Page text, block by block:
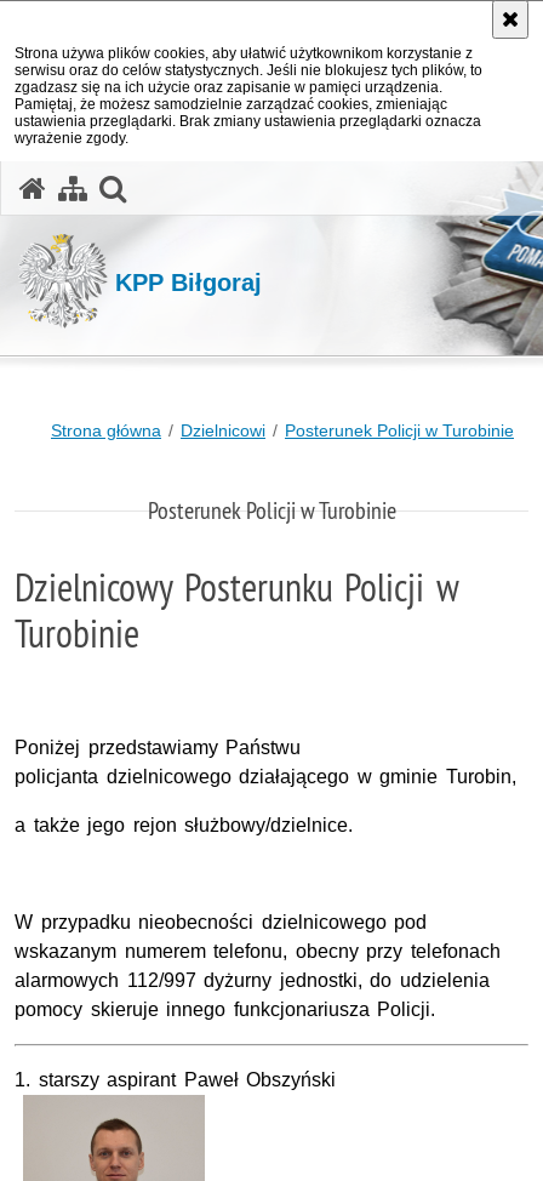
Strona używa plików cookies, aby ułatwić użytkownikom korzystanie z
serwisu oraz do celów statystycznych. Jeśli nie blokujesz tych plików, to
zgadzasz się na ich użycie oraz zapisanie w pamięci urządzenia.
Pamiętaj, że możesz samodzielnie zarządzać cookies, zmieniając
ustawienia przeglądarki. Brak zmiany ustawienia przeglądarki oznacza
wyrażenie zgody.
KPP Biłgoraj
Strona główna Dzielnicowi Posterunek Policji w Turobinie
Posterunek Policji w Turobinie
Dzielnicowy Posterunku Policji w
Turobinie
Poniżej przedstawiamy Państwu
policjanta dzielnicowego działającego w gminie Turobin,
a także jego rejon służbowy/dzielnice.
W przypadku nieobecności dzielnicowego pod
wskazanym numerem telefonu, obecny przy telefonach
alarmowych 112/997 dyżurny jednostki, do udzielenia
pomocy skieruje innego funkcjonariusza Policji.
1. starszy aspirant Paweł Obszyński